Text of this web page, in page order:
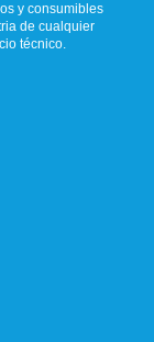
y consumibles
de cualquier
técnico.